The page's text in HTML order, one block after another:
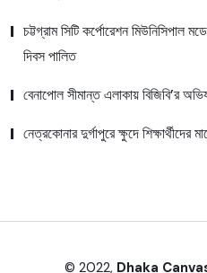
চট্টগ্রাম সিটি কর্পোরেশন
দিবস পালিত
বেনাপোল সীমান্ত এলাকায় বিজিবি’র
নেত্রকোনার দুর্গাপুরে ক্ষুদে শিক্ষার্থীদের
© 2022, Dhaka